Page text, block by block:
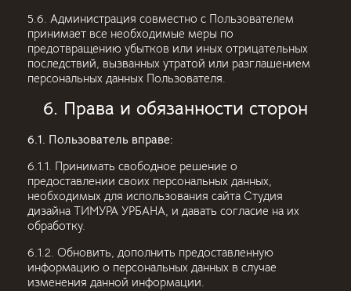
5.6. Администрация совместно с Пользователем
принимает все необходимые меры по
предотвращению убытков или иных отрицательных
последствий, вызванных утратой или разглашением
персональных данных Пользователя.
6. Права и обязанности сторон
6.1. Пользователь вправе:
6.1.1. Принимать свободное решение о
предоставлении своих персональных данных,
необходимых для использования сайта Студия
дизайна ТИМУРА УРБАНА, и давать согласие на их
обработку.
6.1.2. Обновить, дополнить предоставленную
информацию о персональных данных в случае
изменения данной информации.